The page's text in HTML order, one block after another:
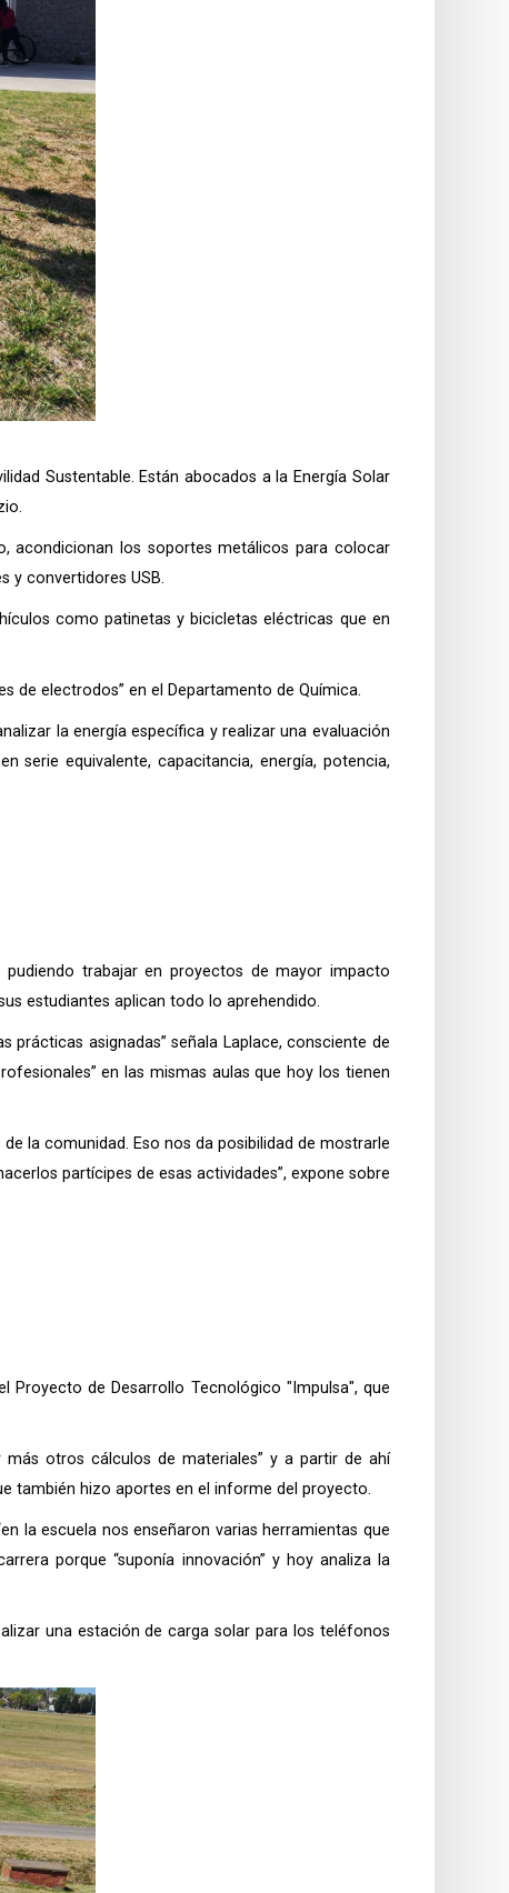
Sustentable. Están abocados a la Energía Solar
acondicionan los soportes metálicos para colocar
y convertidores USB.
como patinetas y bicicletas eléctricas que en
de electrodos” en el Departamento de Química.
la energía específica y realizar una evaluación
serie equivalente, capacitancia, energía, potencia,
trabajar en proyectos de mayor impacto
estudiantes aplican todo lo aprehendido.
asignadas” señala Laplace, consciente de
en las mismas aulas que hoy los tienen
la comunidad. Eso nos da posibilidad de mostrarle
partícipes de esas actividades”, expone sobre
Proyecto de Desarrollo Tecnológico "Impulsa", que
otros cálculos de materiales” y a partir de ahí
también hizo aportes en el informe del proyecto.
la escuela nos enseñaron varias herramientas que
porque “suponía innovación” y hoy analiza la
una estación de carga solar para los teléfonos